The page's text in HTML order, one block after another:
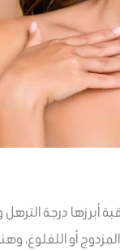
درجة الترهل
أو اللغلوغ، وهنا